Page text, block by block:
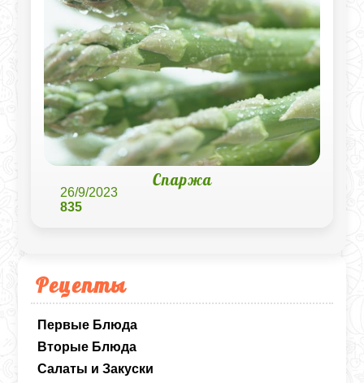
Рецепты
Первые Блюда
Вторые Блюда
Салаты и Закуски
Спаржа
26/9/2023
835